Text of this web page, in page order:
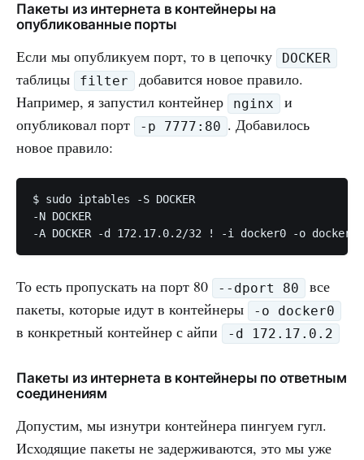
Пакеты из интернета в контейнеры на
опубликованные порты
Если мы опубликуем порт, то в цепочку DOCKER
таблицы filter
добавится новое правило.
Например, я запустил контейнер
nginx
и
опубликовал порт
-p 7777:80 . Добавилось
новое правило:
$ sudo iptables -S DOCKER
-N DOCKER
-A DOCKER -d 172.17.0.2/32 ! -i docker0 -o
То есть пропускать на порт 80 --dport 80
все
пакеты, которые идут в контейнеры
-o docker0
в конкретный контейнер с айпи -d 172.17.0.2
Пакеты из интернета в контейнеры по ответным
соединениям
Допустим, мы изнутри контейнера пингуем гугл.
Исходящие пакеты не задерживаются, это мы уже